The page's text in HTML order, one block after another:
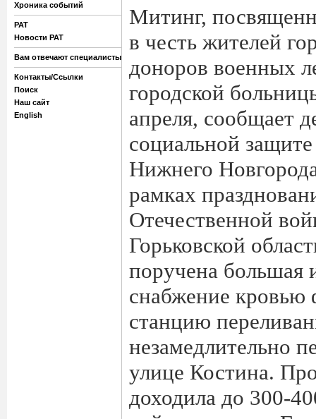
Хроника событий
РАТ
Новости РАТ
Вам отвечают специалисты
Контакты/Ссылки
Поиск
Наш сайт
English
Митинг,
в честь жителей
доноров военных
городской
апреля, сообщает
социальной
Нижнего
рамках
Отечественной
Горьковской
поручена большая
снабжение кровью
станцию
незамедлительно
улице Костина.
доходила до 300-